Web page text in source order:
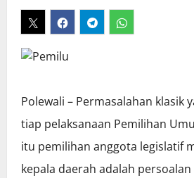
Polewali – Permasalahan klasik
tiap pelaksanaan Pemilihan
itu pemilihan anggota legislatif
kepala daerah adalah